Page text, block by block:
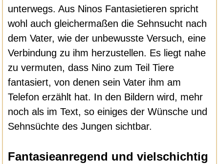
unterwegs. Aus Ninos Fantasietieren spricht
wohl auch gleichermaßen die Sehnsucht nach
dem Vater, wie der unbewusste Versuch, eine
Verbindung zu ihm herzustellen. Es liegt nahe
zu vermuten, dass Nino zum Teil Tiere
fantasiert, von denen sein Vater ihm am
Telefon erzählt hat. In den Bildern wird, mehr
noch als im Text, so einiges der Wünsche und
Sehnsüchte des Jungen sichtbar.
Fantasieanregend und vielschichtig